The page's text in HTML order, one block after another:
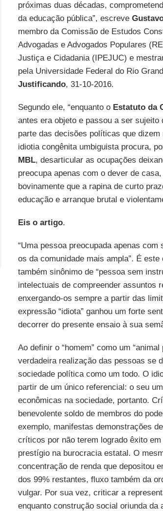
próximas duas décadas,
da educação pública”, escreve
membro da Comissão de Estudos
Advogadas e Advogados Populares
Justiça e Cidadania (IPEJUC) e
pela Universidade Federal do Rio
Justificando, 31-10-2016.
Segundo ele, “enquanto o Estatuto da
antes era objeto e passou a ser
parte das decisões políticas que
idiotia congênita umbiguista procura,
MBL, desarticular as ocupações
preocupa apenas com o dever de
bovinamente que a rapina de curto
educação e arranque brutal e
Eis o artigo.
“Uma pessoa preocupada apenas
os da comunidade mais ampla”. É
também sinônimo de “pessoa sem
intelectuais de compreender assuntos
enxergando-os sempre a partir das
expressão “idiota” ganhou um forte
decorrer do presente ensaio à sua
Ao definir o “homem” como um “animal
verdadeira realização das pessoas se
sociedade política como um todo. O
partir de um único referencial: o seu
econômicas na sociedade, portanto.
benevolente soldo de membros do
exemplo, manifestas demonstrações
críticos por não terem logrado êxito
prestígio na burocracia estatal. O
concentração de renda que depositou
dos 99% restantes, fluxo também da
vulgar. Por sua vez, criticar a
enquanto construção social oriunda